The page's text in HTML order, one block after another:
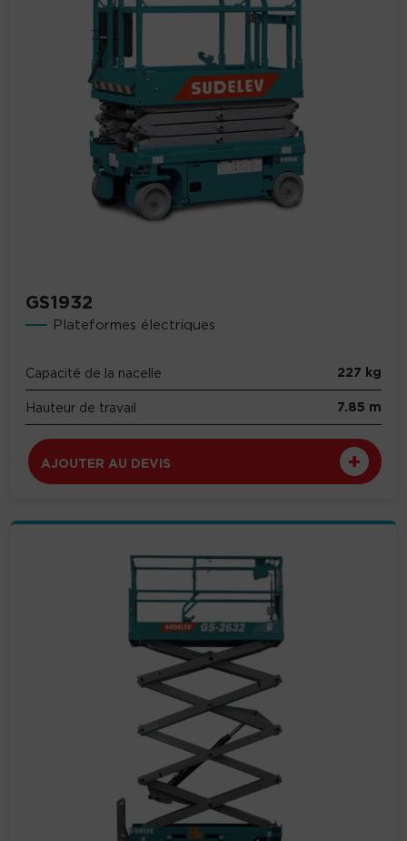
GS1932
Plateformes électriques
Capacité de la nacelle 227 kg
Hauteur de travail 7.85 m
AJOUTER AU DEVIS